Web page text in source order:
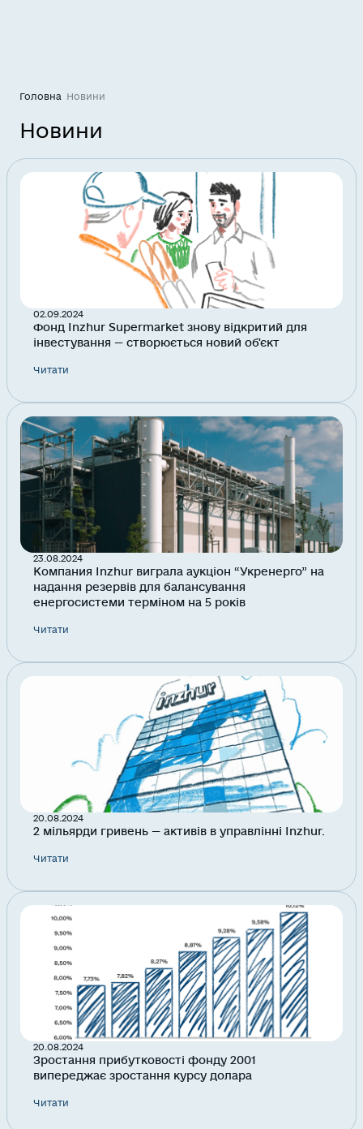
Головна Новини
Новини
02.09.2024
Фонд Inzhur Supermarket знову відкритий для
інвестування — створюється новий об'єкт
Читати
23.08.2024
Компания Inzhur виграла аукціон “Укренерго” на
надання резервів для балансування
енергосистеми терміном на 5 років
Читати
20.08.2024
2 мільярди гривень — активів в управлінні Inzhur.
Читати
20.08.2024
Зростання прибутковості фонду 2001
випереджає зростання курсу долара
Читати